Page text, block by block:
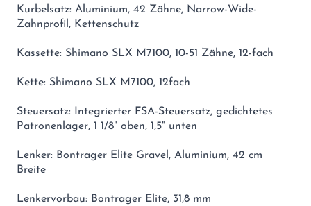
Kurbelsatz: Aluminium, 42 Zähne, Narrow-Wide-
Zahnprofil, Kettenschutz
Kassette: Shimano SLX M7100, 10-51 Zähne, 12-fach
Kette: Shimano SLX M7100, 12fach
Steuersatz: Integrierter FSA-Steuersatz, gedichtetes
Patronenlager, 1 1/8" oben, 1,5" unten
Lenker: Bontrager Elite Gravel, Aluminium, 42 cm
Breite
Lenkervorbau: Bontrager Elite, 31,8 mm